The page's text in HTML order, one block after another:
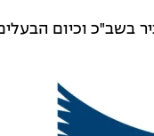
בשב"כ וכיום